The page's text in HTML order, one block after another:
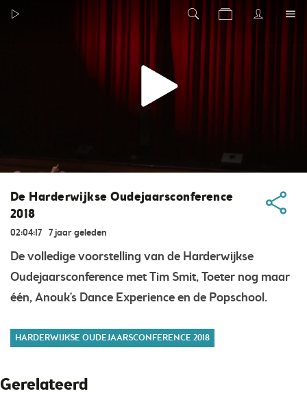
De Harderwijkse Oudejaarsconference
2018
02:04:17 7 jaar geleden
De volledige voorstelling van de Harderwijkse
Oudejaarsconference met Tim Smit, Toeter nog maar
één, Anouk's Dance Experience en de Popschool.
HARDERWIJKSE OUDEJAARSCONFERENCE 2018
Gerelateerd